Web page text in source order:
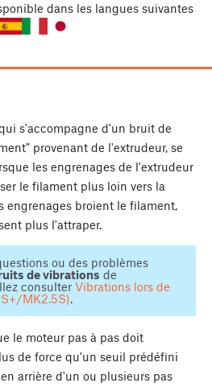
dans les langues suivantes
s'accompagne d'un bruit de
provenant de l'extrudeur, se
les engrenages de l'extrudeur
le filament plus loin vers la
engrenages broient le filament,
plus l'attraper.
ou des problèmes
de vibrations de
consulter Vibrations lors de
MK2.5S).
le moteur pas à pas doit
de force qu'un seuil prédéfini
arrière d'un ou plusieurs pas